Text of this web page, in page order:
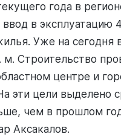
года в
в эксплуатацию
Уже на сегодня
м. Строительство
центре и
эти цели выделено
чем в прошлом
Аксакалов.